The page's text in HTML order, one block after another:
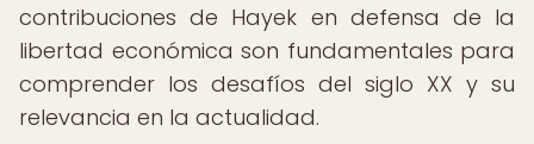
contribuciones de Hayek en defensa de la
libertad económica son fundamentales para
comprender los desafíos del siglo XX y su
relevancia en la actualidad.